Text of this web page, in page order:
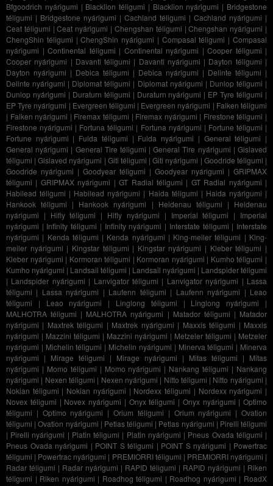
Bfgoodrich nyárigumi | Blacklion téligumi | Blacklion nyárigumi | Bridgestone
téligumi | Bridgestone nyárigumi | Cachland téligumi | Cachland nyárigumi |
Ceat téligumi |Ceat nyárigumi | Chengshan téligumi |Chengshan nyárigumi |
ChengShin téligumi |ChengShin nyárigumi | Compasal téligumi |Compasal
nyárigumi | Continental téligumi | Continental nyárigumi | Cooper téligumi |
Cooper nyárigumi | Davanti téligumi | Davanti nyárigumi | Dayton téligumi |
Dayton nyárigumi | Debica téligumi | Debica nyárigumi | Delinte téligumi |
Delinte nyárigumi | Diplomat téligumi | Diplomat nyárigumi | Dunlop téligumi |
Dunlop nyárigumi | Duraturn téligumi | Duraturn nyárigumi | EP Tyre téligumi |
EP Tyre nyárigumi | Evergreen téligumi | Evergreen nyárigumi | Falken téligumi
| Falken nyárigumi | Firemax téligumi | Firemax nyárigumi | Firestone téligumi |
Firestone nyárigumi | Fortuna téligumi | Fortuna nyárigumi | Fortune téligumi |
Fortune nyárigumi | Fulda téligumi | Fulda nyárigumi | General téligumi |
General nyárigumi | General Tire téligumi |General Tire nyárigumi |Gislaved
téligumi |Gislaved nyárigumi | Giti téligumi |Giti nyárigumi | Goodride téligumi |
Goodride nyárigumi | Goodyear téligumi | Goodyear nyárigumi | GRIPMAX
téligumi | GRIPMAX nyárigumi |GT Radial téligumi | GT Radial nyárigumi |
Habilead téligumi | Habilead nyárigumi | Haida téligumi | Haida nyárigumi |
Hankook téligumi | Hankook nyárigumi | Heidenau téligumi | Heidenau
nyárigumi | Hifly téligumi | Hifly nyárigumi | Imperial téligumi | Imperial
nyárigumi | Infinity téligumi | Infinity nyárigumi | Interstate téligumi | Interstate
nyárigumi | Kenda téligumi | Kenda nyárigumi | King-meiler téligumi | King-
meiler nyárigumi | Kingstar téligumi | Kingstar nyárigumi | Kleber téligumi |
Kleber nyárigumi | Kormoran téligumi | Kormoran nyárigumi | Kumho téligumi |
Kumho nyárigumi | Landsail téligumi | Landsail nyárigumi | Landspider téligumi
| Landspider nyárigumi | Lanvigator téligumi | Lanvigator nyárigumi | Lassa
téligumi | Lassa nyárigumi | Laufenn téligumi | Laufenn nyárigumi | Leao
téligumi | Leao nyárigumi | Linglong téligumi | Linglong nyárigumi |
MALHOTRA téligumi | MALHOTRA nyárigumi | Matador téligumi | Matador
nyárigumi | Maxtrek téligumi | Maxtrek nyárigumi | Maxxis téligumi | Maxxis
nyárigumi | Mazzini téligumi | Mazzini nyárigumi | Metzeler téligumi | Metzeler
nyárigumi | Michelin téligumi | Michelin nyárigumi | Minerva téligumi | Minerva
nyárigumi | Mirage téligumi | Mirage nyárigumi | Mitas téligumi | Mitas
nyárigumi | Momo téligumi | Momo nyárigumi | Nankang téligumi | Nankang
nyárigumi | Nexen téligumi | Nexen nyárigumi | Nitto téligumi | Nitto nyárigumi |
Nokian téligumi | Nokian nyárigumi | Nordexx téligumi | Nordexx nyárigumi |
Novex téligumi | Novex nyárigumi | Onyx téligumi | Onyx nyárigumi | Optimo
téligumi | Optimo nyárigumi |Orium téligumi | Orium nyárigumi |Ovation
téligumi |Ovation nyárigumi | Petlas téligumi | Petlas nyárigumi | Pirelli téligumi
| Pirelli nyárigumi | Platin téligumi | Platin nyárigumi | Pneus Ovada téligumi |
Pneus Ovada nyárigumi | POINT S téligumi | POINT S nyárigumi | Powertrac
téligumi | Powertrac nyárigumi | PREMIORRI téligumi | PREMIORRI nyárigumi |
Radar téligumi | Radar nyárigumi | RAPID téligumi | RAPID nyárigumi | Riken
téligumi | Riken nyárigumi | Roadhog téligumi | Roadhog nyárigumi | RoadX